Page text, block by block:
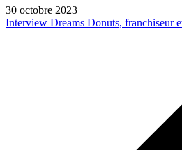
30 octobre 2023
Interview Dreams Donuts, franchiseur